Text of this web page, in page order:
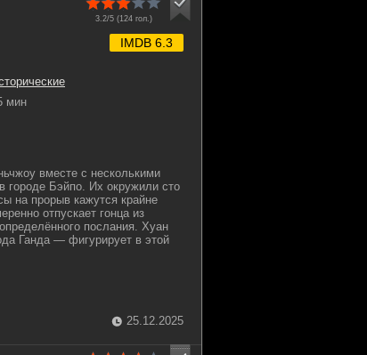
3.2/5 (124гол.)
мин
IMDB 6.3
вместе с несколькими
городе Бэйпо. Их окружили сто
на прорыв кажутся крайне
отпускает гонца из
послания. Хуан
Ганда — фигурирует в этой
25.12.2025